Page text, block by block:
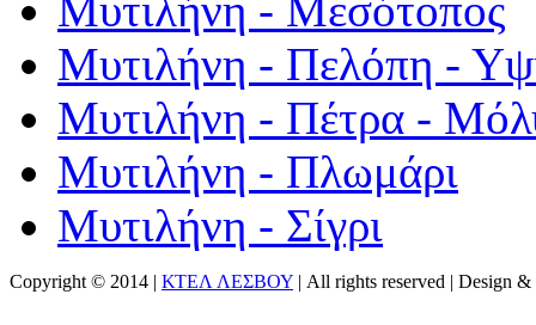
Μυτιλήνη - Μεσότοπος
Μυτιλήνη - Πελόπη -
Μυτιλήνη - Πέτρα -
Μυτιλήνη - Πλωμάρι
Μυτιλήνη - Σίγρι
Copyright © 2014 | ΚΤΕΛ ΛΕΣΒΟΥ | All rights reserved | Design &